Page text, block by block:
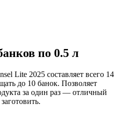
по 0.5 л
Lite 2025 составляет всего 14
до 10 банок. Позволяет
за один раз — отличный